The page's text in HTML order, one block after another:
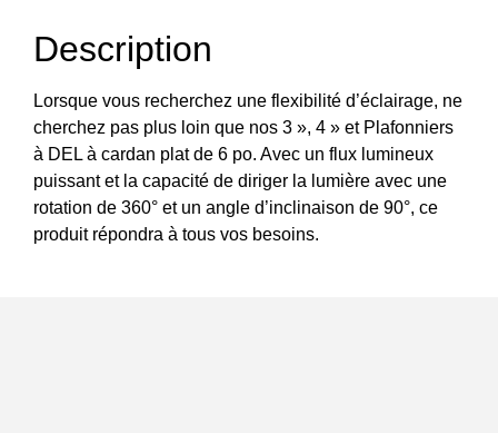
Description
Lorsque vous recherchez une flexibilité d’éclairage, ne
cherchez pas plus loin que nos 3 », 4 » et Plafonniers
à DEL à cardan plat de 6 po. Avec un flux lumineux
puissant et la capacité de diriger la lumière avec une
rotation de 360° et un angle d’inclinaison de 90°, ce
produit répondra à tous vos besoins.